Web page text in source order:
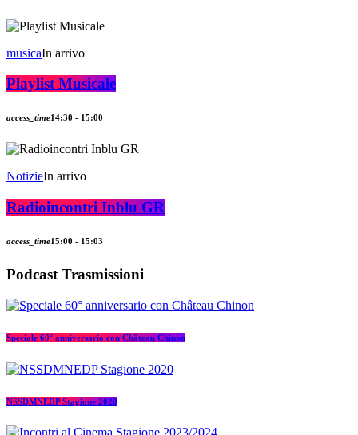
musicaIn arrivo
Playlist Musicale
access_time14:30 - 15:00
NotizieIn arrivo
Radioincontri Inblu GR
access_time15:00 - 15:03
Podcast Trasmissioni
Speciale 60° anniversario con Château Chinon
NSSDMNEDP Stagione 2020